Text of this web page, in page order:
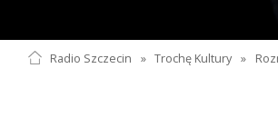
Radio Szczecin » Trochę Kultury »